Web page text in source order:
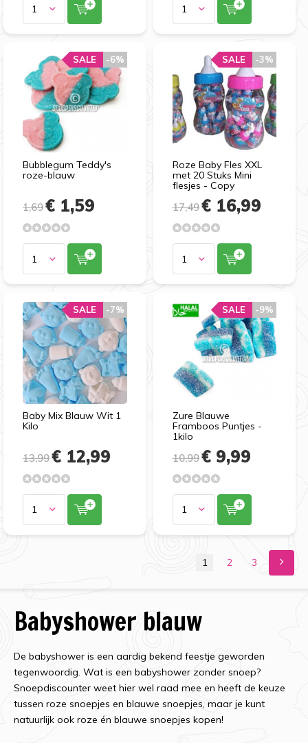
Bubblegum Teddy's
roze-blauw
-6%
SALE
1,69€ 1,59
Roze Baby Fles XXL
met 20 Stuks Mini
flesjes - Copy
-3%
SALE
17,49€ 16,99
Baby Mix Blauw Wit 1
Kilo
-7%
SALE
13,99€ 12,99
Zure Blauwe
Framboos Puntjes -
1kilo
-9%
SALE
10,99€ 9,99
1 2 3
Babyshower blauw
De babyshower is een aardig bekend feestje geworden
tegenwoordig. Wat is een babyshower zonder snoep?
Snoepdiscounter weet hier wel raad mee en heeft de keuze
tussen roze snoepjes en blauwe snoepjes, maar je kunt
natuurlijk ook roze én blauwe snoepjes kopen!